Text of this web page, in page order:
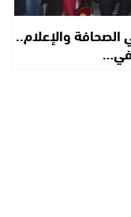
الصحافة والإعلام..